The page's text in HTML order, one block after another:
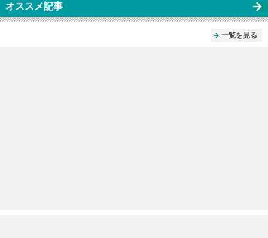
オススメ記事
一覧を見る